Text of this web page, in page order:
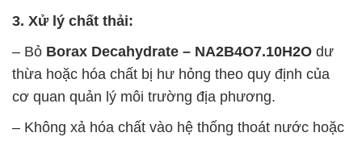
3. Xử lý chất thải:
– Bỏ Borax Decahydrate – NA2B4O7.10H2O dư
thừa hoặc hóa chất bị hư hỏng theo quy định của
cơ quan quản lý môi trường địa phương.
– Không xả hóa chất vào hệ thống thoát nước hoặc